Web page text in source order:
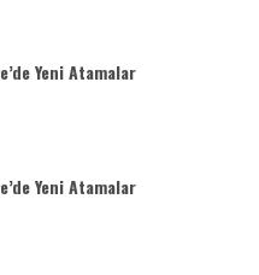
Yeni Atamalar
Yeni Atamalar